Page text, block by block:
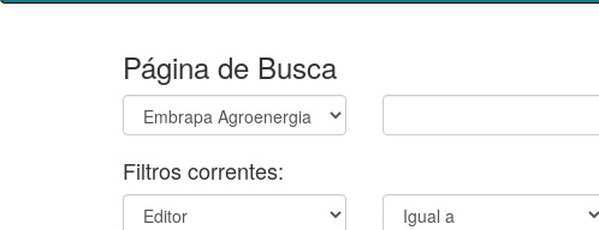
Página de Busca
Filtros correntes: